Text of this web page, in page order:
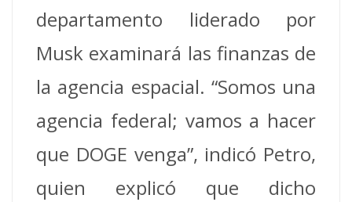
departamento liderado por
Musk examinará las finanzas de
la agencia espacial. “Somos una
agencia federal; vamos a hacer
que DOGE venga”, indicó Petro,
quien explicó que dicho